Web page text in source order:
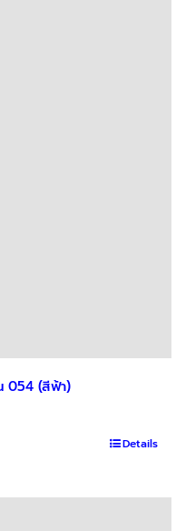
054 (สีฟ้า)
Details